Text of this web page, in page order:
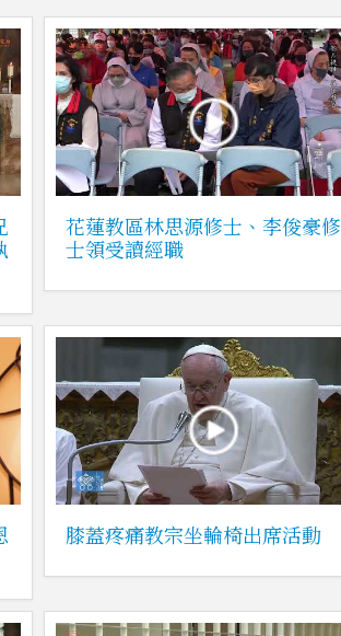
花蓮教區林思源修士、李俊豪修
士領受讀經職
膝蓋疼痛教宗坐輪椅出席活動